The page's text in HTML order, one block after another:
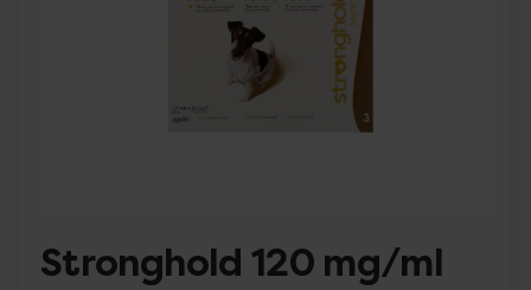
Stronghold 120 mg/ml